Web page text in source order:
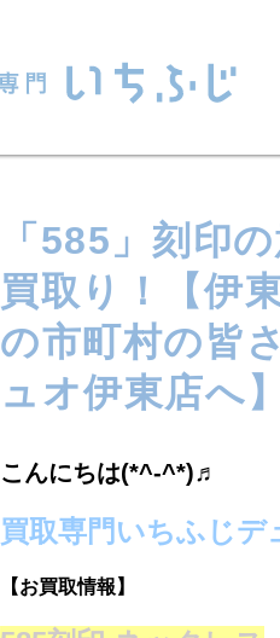
「585」刻印
買取り！【伊
の市町村の皆
ュオ伊東店へ】
こんにちは(*^-^*)♬
買取専門いちふじデ
【お買取情報】